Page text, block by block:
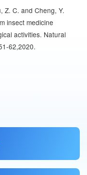
Z. C. and Cheng, Y.
insect medicine
activities. Natural
62,2020.